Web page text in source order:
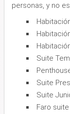
personas, y no
Suite
Suite
Suite
Faro